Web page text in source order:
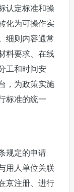
认定标准和操
化为可操作实
细则内容通常
料要求、在线
工和时间安
，为政策实施
标准的统一
规定的申请
用人单位关联
京注册、进行